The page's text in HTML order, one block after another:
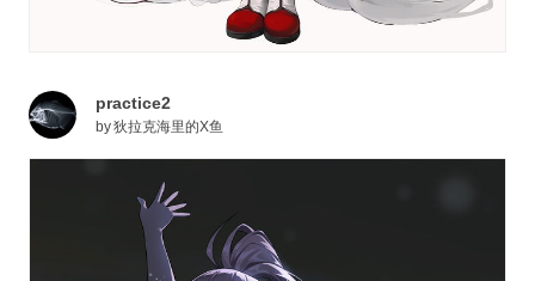
practice2
by狄拉克海里的X鱼